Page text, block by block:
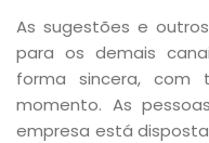
As sugestões e
para os demais
forma sincera, com
momento. As
empresa está